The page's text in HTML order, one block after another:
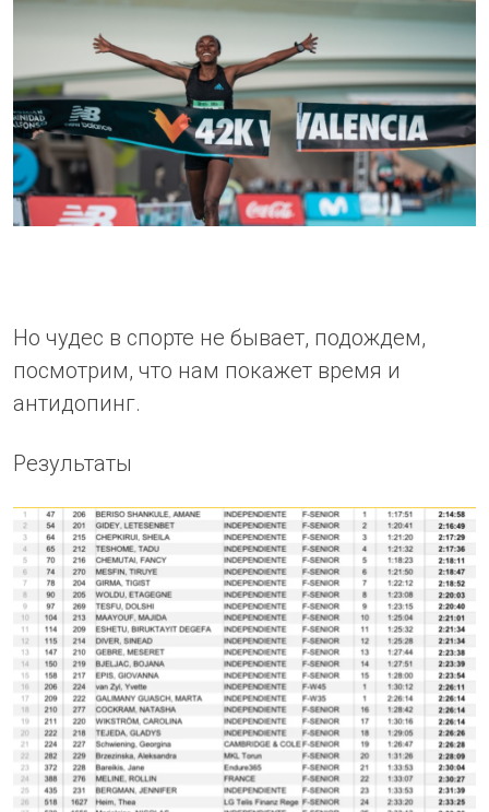
Но чудес в спорте не бывает, подождем,
посмотрим, что нам покажет время и
антидопинг.
Результаты